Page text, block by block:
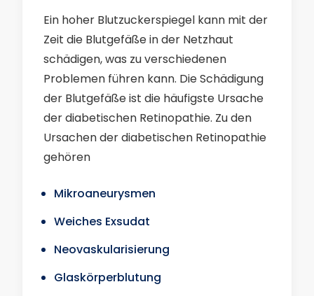
Ein hoher Blutzuckerspiegel kann mit der
Zeit die Blutgefäße in der Netzhaut
schädigen, was zu verschiedenen
Problemen führen kann. Die Schädigung
der Blutgefäße ist die häufigste Ursache
der diabetischen Retinopathie. Zu den
Ursachen der diabetischen Retinopathie
gehören
Mikroaneurysmen
Weiches Exsudat
Neovaskularisierung
Glaskörperblutung